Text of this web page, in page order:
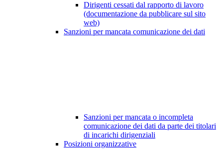
Dirigenti cessati dal rapporto di lavoro
(documentazione da pubblicare sul sito
web)
Sanzioni per mancata comunicazione dei dati
Sanzioni per mancata o incompleta
comunicazione dei dati da parte dei titolari
di incarichi dirigenziali
Posizioni organizzative